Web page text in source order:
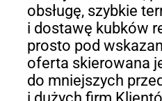
obsługę, szybkie
i dostawę kubków
prosto pod
oferta skierowana
do mniejszych